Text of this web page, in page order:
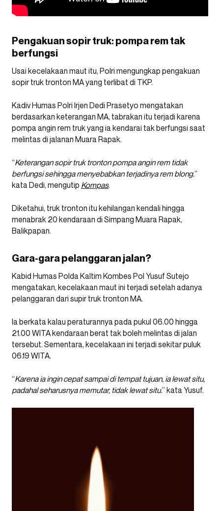
Pengakuan sopir truk: pompa rem tak
berfungsi
Usai kecelakaan maut itu, Polri mengungkap pengakuan
sopir truk tronton MA yang terlibat di TKP.
Kadiv Humas Polri Irjen Dedi Prasetyo mengatakan
berdasarkan keterangan MA, tabrakan itu terjadi karena
pompa angin rem truk yang ia kendarai tak berfungsi saat
melintas di jalanan Muara Rapak.
“Keterangan sopir truk tronton pompa angin rem tidak
berfungsi sehingga menyebabkan terjadinya rem blong.”
kata Dedi, mengutip Kompas.
Diketahui, truk tronton itu kehilangan kendali hingga
menabrak 20 kendaraan di Simpang Muara Rapak,
Balikpapan.
Gara-gara pelanggaran jalan?
Kabid Humas Polda Kaltim Kombes Pol Yusuf Sutejo
mengatakan, kecelakaan maut ini terjadi setelah adanya
pelanggaran dari supir truk tronton MA.
Ia berkata kalau peraturannya pada pukul 06.00 hingga
21.00 WITA kendaraan berat tak boleh melintas di jalan
tersebut. Sementara, kecelakaan ini terjadi sekitar puluk
06.19 WITA.
“Karena ia ingin cepat sampai di tempat tujuan, ia lewat situ,
padahal seharusnya memutar, tidak lewat situ.” kata Yusuf.